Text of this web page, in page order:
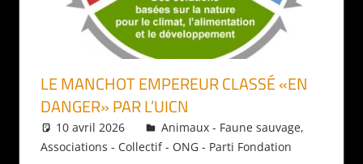
LE MANCHOT EMPEREUR CLASSÉ «EN
DANGER» PAR L’UICN
10 avril 2026 Daniel
Animaux - Faune sauvage,
Associations - Collectif - ONG - Parti Fondation